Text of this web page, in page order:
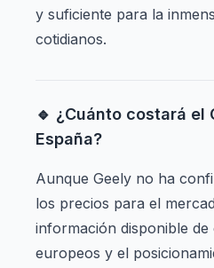
y suficiente para la
cotidianos.
🔹 ¿Cuánto costará el
España?
Aunque Geely no ha
los precios para el
información disponible
europeos y el